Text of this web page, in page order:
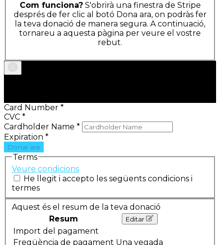
Com funciona?S'obrirà una finestra de Stripe
després de fer clic al botó Dona ara, on podràs fer
la teva donació de manera segura. A continuació,
tornareu a aquesta pàgina per veure el vostre
rebut.
Card Number *
CVC *
Cardholder Name *
Expiration *
Terms
Veure condicions
He llegit i accepto les següents condicions i
termes
Aquest és el resum de la teva donació
Resum
Editar
Import del pagament
Freqüència de pagament Una vegada